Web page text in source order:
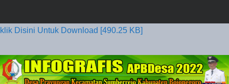
klik Disini Untuk Download [490.25 KB]